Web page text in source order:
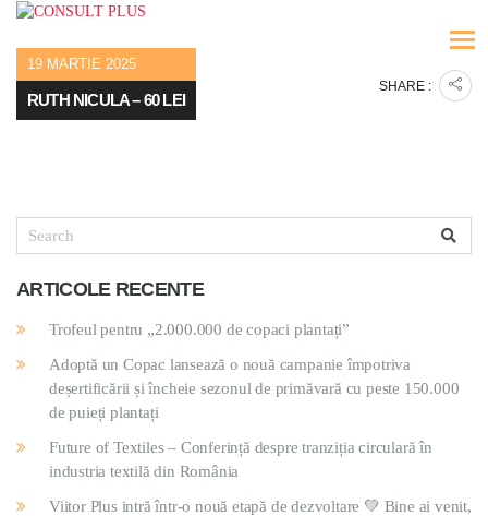
19 MARTIE 2025
RUTH NICULA – 60 LEI
SHARE :
ARTICOLE RECENTE
Trofeul pentru „2.000.000 de copaci plantați”
Adoptă un Copac lansează o nouă campanie împotriva
deșertificării și încheie sezonul de primăvară cu peste 150.000
de puieți plantați
Future of Textiles – Conferință despre tranziția circulară în
industria textilă din România
Viitor Plus intră într-o nouă etapă de dezvoltare 💚 Bine ai venit,